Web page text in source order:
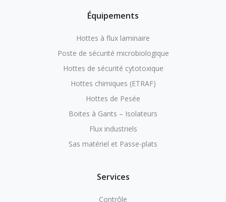
Équipements
Hottes à flux laminaire
Poste de sécurité microbiologique
Hottes de sécurité cytotoxique
Hottes chimiques (ETRAF)
Hottes de Pesée
Boites à Gants – Isolateurs
Flux industriels
Sas matériel et Passe-plats
Services
Contrôle